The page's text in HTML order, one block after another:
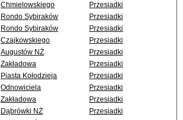
Chmielowskiego
Przesiadki
Rondo Sybiraków
Przesiadki
Rondo Sybiraków
Przesiadki
Czajkowskiego
Przesiadki
Augustów NŻ
Przesiadki
Zakładowa
Przesiadki
Piasta Kołodzieja
Przesiadki
Odnowiciela
Przesiadki
Zakładowa
Przesiadki
Dąbrówki NŻ
Przesiadki